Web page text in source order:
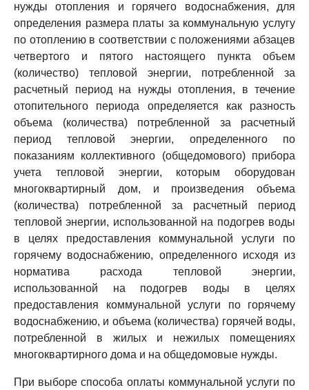
нужды отопления и горячего водоснабжения, для
определения размера платы за коммунальную услугу
по отоплению в соответствии с положениями абзацев
четвертого и пятого настоящего пункта объем
(количество) тепловой энергии, потребленной за
расчетный период на нужды отопления, в течение
отопительного периода определяется как разность
объема (количества) потребленной за расчетный
период тепловой энергии, определенного по
показаниям коллективного (общедомового) прибора
учета тепловой энергии, которым оборудован
многоквартирный дом, и произведения объема
(количества) потребленной за расчетный период
тепловой энергии, использованной на подогрев воды
в целях предоставления коммунальной услуги по
горячему водоснабжению, определенного исходя из
норматива расхода тепловой энергии,
использованной на подогрев воды в целях
предоставления коммунальной услуги по горячему
водоснабжению, и объема (количества) горячей воды,
потребленной в жилых и нежилых помещениях
многоквартирного дома и на общедомовые нужды.
При выборе способа оплаты коммунальной услуги по